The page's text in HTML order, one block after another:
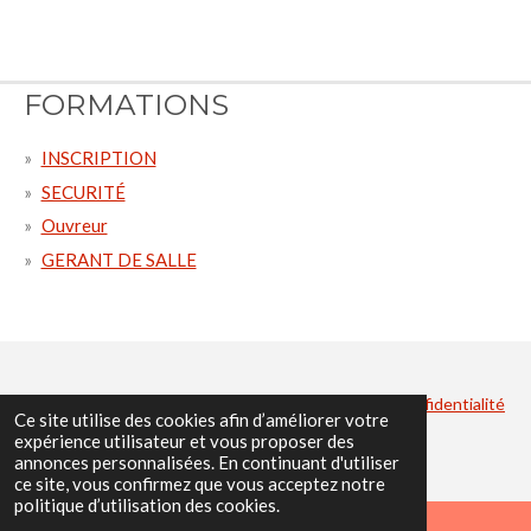
Ce site utilise des cookies afin d’améliorer votre
expérience utilisateur et vous proposer des
annonces personnalisées. En continuant d'utiliser
ce site, vous confirmez que vous acceptez notre
politique d’utilisation des cookies.
FORMATIONS
INSCRIPTION
SECURITÉ
Ouvreur
GERANT DE SALLE
Privacyverklaring en cookiebeleid/Déclaration de confidentialité
.